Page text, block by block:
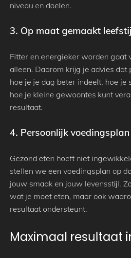
niveau en doelen.
3. Op maat gemaakt
Fitter en energieker worden gaat
alleen. Daarom krijg je advies dat
hoe je je dag beter indeelt, hoe je
hoe je kleine gewoontes kunt
resultaat.
4. Persoonlijk voedingsplan
Gezond eten hoeft niet
stellen we een voedingsplan op
jouw smaak en jouw levensstijl.
wat je moet eten, maar ook
resultaat ondersteunt.
Maximaal resultaat